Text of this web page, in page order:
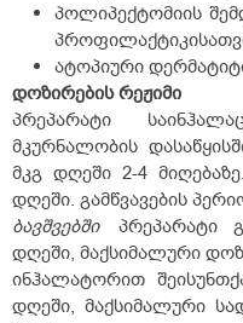
პოლიპექტომიის
ატოპიური
დოზირებისრეჟიმი
პრეპარატი
მკურნალობის
მკგ დღეში 2-4
დღეში. გამწვავების
ბავშვებში პრეპარატი
დღეში, მაქსიმალური
ინჰალატორით
დღეში, მაქსიმალური